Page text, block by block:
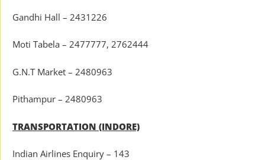
Gandhi Hall – 2431226
Moti Tabela – 2477777, 2762444
G.N.T Market – 2480963
Pithampur – 2480963
TRANSPORTATION (INDORE)
Indian Airlines Enquiry – 143